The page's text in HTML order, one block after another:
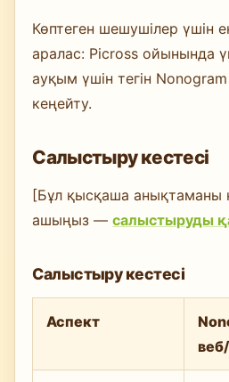
Көптеген шешушілер үшін
аралас: Picross ойынында
ауқым үшін тегін
кеңейту.
Салыстыру кестесі
[Бұл қысқаша анықтаманы
ашыңыз —салыстыруды
Салыстыру кестесі
Аспект